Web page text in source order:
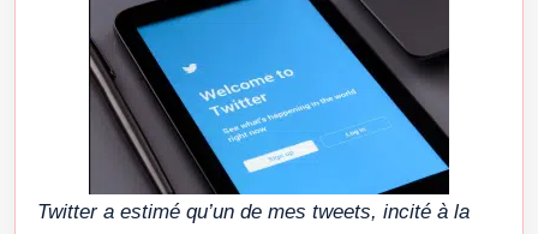
Twitter a estimé qu’un de mes tweets, incité à la